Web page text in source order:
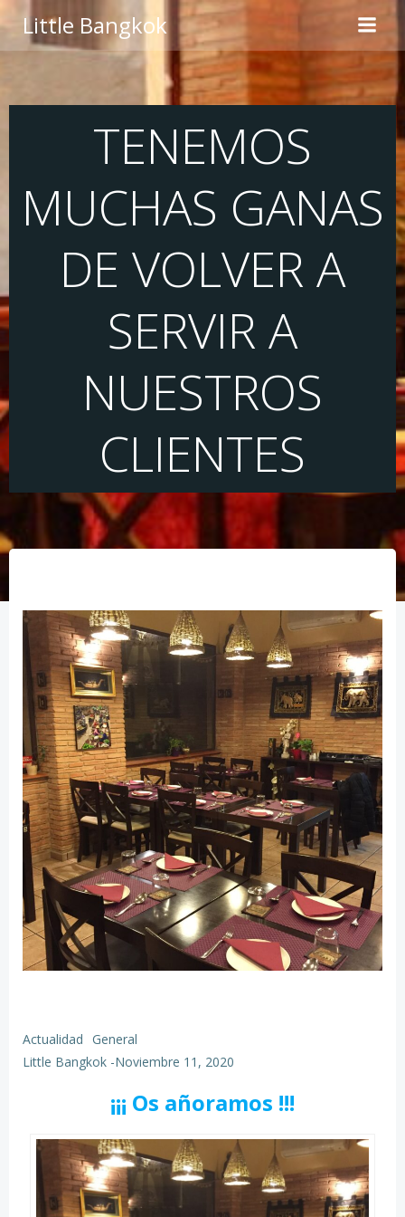
Saltar
al
contenido
Little Bangkok
TENEMOS
MUCHAS GANAS
DE VOLVER A
SERVIR A
NUESTROS
CLIENTES
Actualidad
General
Little Bangkok -Noviembre 11, 2020
¡¡¡ Os añoramos !!!